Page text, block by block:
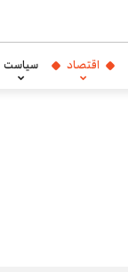
اقتصاد سیاست